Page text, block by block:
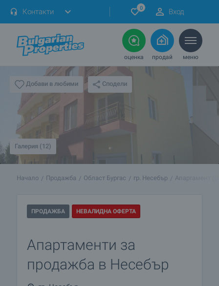
Контакти 0 Вход
оценка продай меню
Добави в любими Сподели
Галерия (12)
Начало Продажба Област Бургас гр. Несебър Апартамент
ПРОДАЖБА НЕВАЛИДНА ОФЕРТА
Апартаменти за
продажба в Несебър